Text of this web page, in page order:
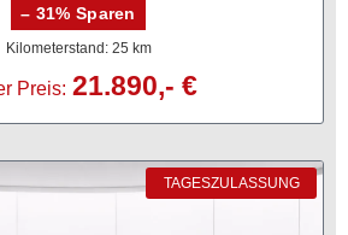
– 31% Sparen
Kilometerstand: 25 km
Preis: 21.890,- €
TAGESZULASSUNG